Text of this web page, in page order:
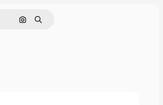
Nach Bild suchen
Suchen